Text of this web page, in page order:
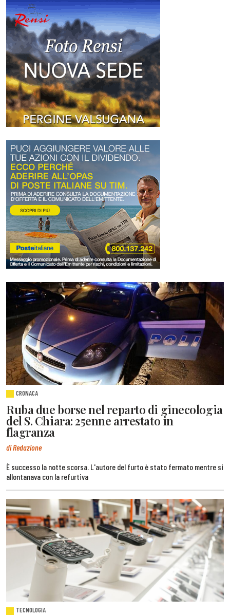
CRONACA
Ruba due borse nel reparto di ginecologia
del S. Chiara: 25enne arrestato in
flagranza
di Redazione
È successo la notte scorsa. L'autore del furto è stato fermato mentre si
allontanava con la refurtiva
TECNOLOGIA